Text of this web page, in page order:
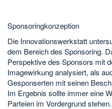
Sponsoringkonzeption
Die Innovationswerkstatt
dem Bereich des Sponsoring.
Perspektive des Sponsors mit
Imagewirkung analysiert, als
Gesponserten mit seinen
Im Ergebnis sollte immer eine
Parteien im Vordergrund stehen.